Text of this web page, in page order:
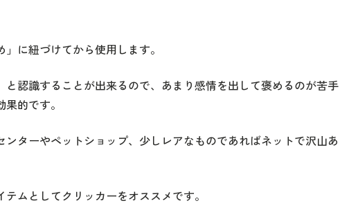
に紐づけてから使用します。
認識することが出来るので、あまり感情を出して褒めるのが苦手
的です。
ターやペットショップ、少しレアなものであればネットで沢山あ
ムとしてクリッカーをオススメです。